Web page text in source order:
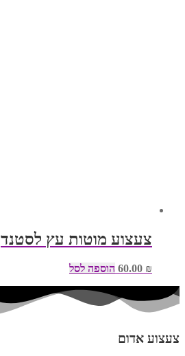
צעצוע מוטות עץ לסטנד
₪ הוספה לסל
צעצוע אדום